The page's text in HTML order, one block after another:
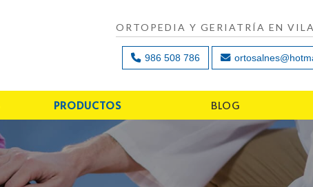
ORTOPEDIA Y GERIATRÍA EN
986 508 786
PRODUCTOS BLOG